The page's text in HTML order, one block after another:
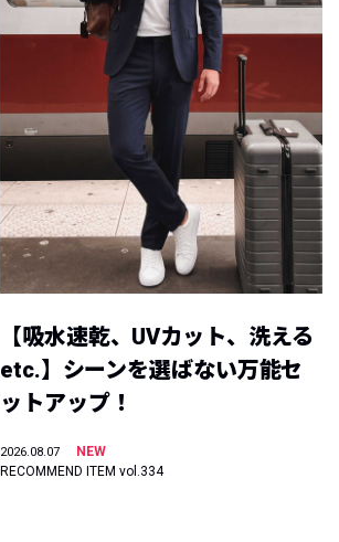
【吸水速乾、UVカット、洗える
etc.】シーンを選ばない万能セ
ットアップ！
2026.08.07
NEW
RECOMMEND ITEM vol.334